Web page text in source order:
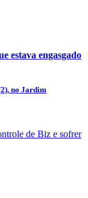
estava engasgado
no Jardim